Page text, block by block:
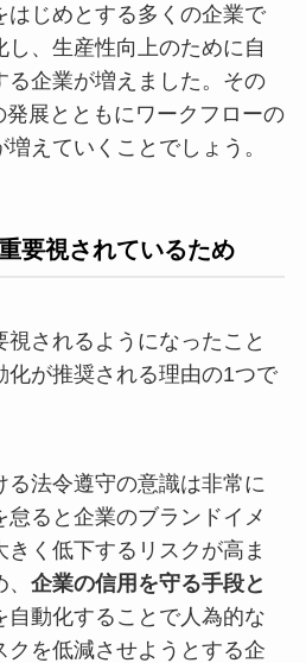
はじめとする多くの企業で
、生産性向上のために自
る企業が増えました。その
展とともにワークフローの
えていくことでしょう。
要視されているため
されるようになったこと
化が推奨される理由の1つで
法令遵守の意識は非常に
ると企業のブランドイメ
く低下するリスクが高ま
企業の信用を守る手段と
自動化することで人為的な
クを低減させようとする企